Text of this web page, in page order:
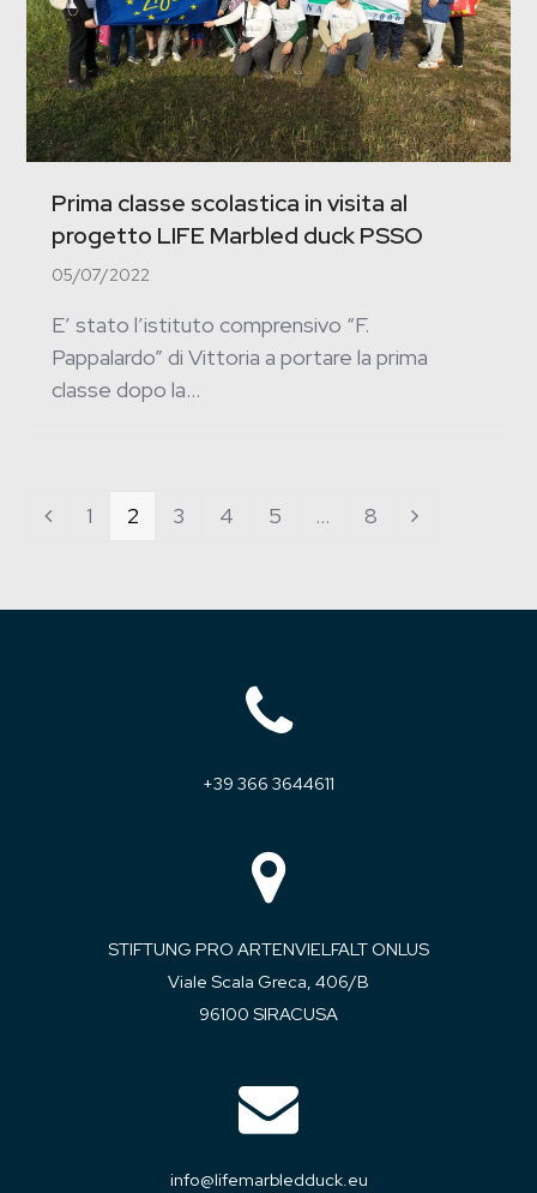
Prima classe scolastica in visita al
progetto LIFE Marbled duck PSSO
05/07/2022
E’ stato l’istituto comprensivo “F.
Pappalardo” di Vittoria a portare la prima
classe dopo la…
Previous
Page
1 Page
2 Page
3 Page
4 Page
5 … Page
8
+39 366 3644611
STIFTUNG PRO ARTENVIELFALT ONLUS
Viale Scala Greca, 406/B
96100 SIRACUSA
info@lifemarbledduck.eu